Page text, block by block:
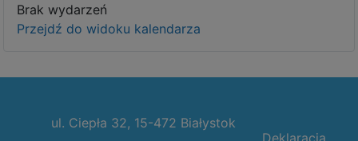
Brak wydarzeń
Przejdź do widoku kalendarza
ul. Ciepła 32, 15-472 Białystok
Deklaracja